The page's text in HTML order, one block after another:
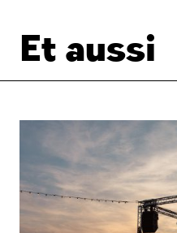
Et aussi